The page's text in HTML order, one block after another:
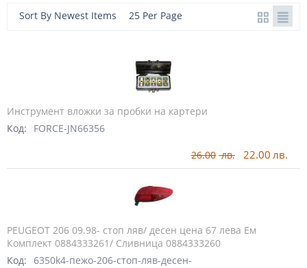
Sort By Newest Items 25 Per Page
Инструмент вложки за пробки на картери
Код:
FORCE-JN66356
26.00 лв. 22.00 лв.
PEUGEOT 206 09.98- стоп ляв/ десен цена 67 лева Ем
Комплект 0884333261/ Сливница 0884333260
Код: 6350k4-пежо-206-стоп-ляв-десен-